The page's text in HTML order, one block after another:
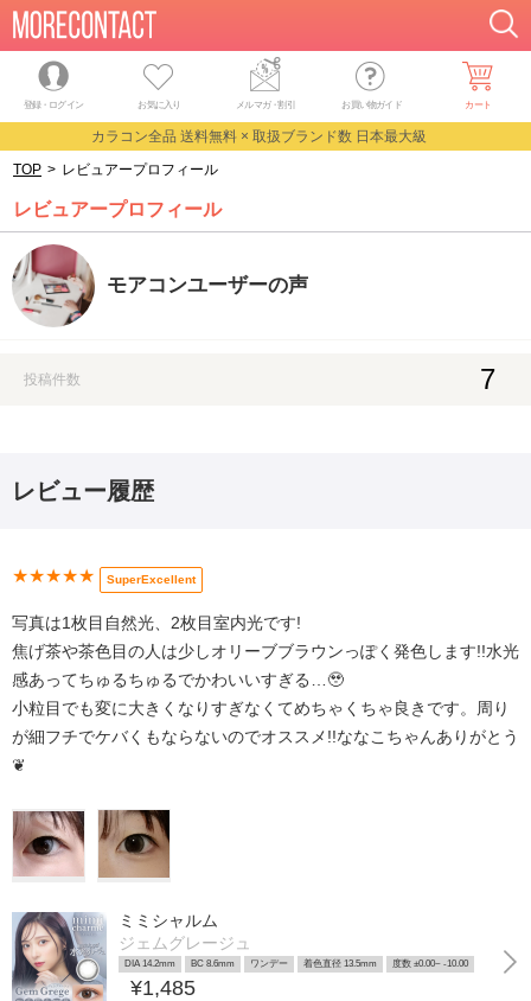
登録・ログイン お気に入り メルマガ・割引 お買い物ガイド カート
カラコン全品 送料無料 × 取扱ブランド数 日本最大級
TOP > レビュアープロフィール
レビュアープロフィール
モアコンユーザーの声
投稿件数 7
レビュー履歴
★★★★★ SuperExcellent
写真は1枚目自然光、2枚目室内光です!
焦げ茶や茶色目の人は少しオリーブブラウンっぽく発色します!!水光
感あってちゅるちゅるでかわいいすぎる…🥹
小粒目でも変に大きくなりすぎなくてめちゃくちゃ良きです。周り
が細フチでケバくもならないのでオススメ!!ななこちゃんありがとう
❦
ミミシャルム
ジェムグレージュ
DIA 14.2mm BC 8.6mm ワンデー 着色直径 13.5mm 度数 ±0.00~ -10.00
¥1,485